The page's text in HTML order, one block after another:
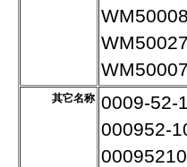
其它名称 0009-52-
000952-